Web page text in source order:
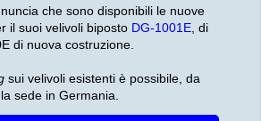
che sono disponibili le nuove
il suoi velivoli biposto DG-1001E , di
di nuova costruzione.
sui velivoli esistenti è possibile, da
sede in Germania.